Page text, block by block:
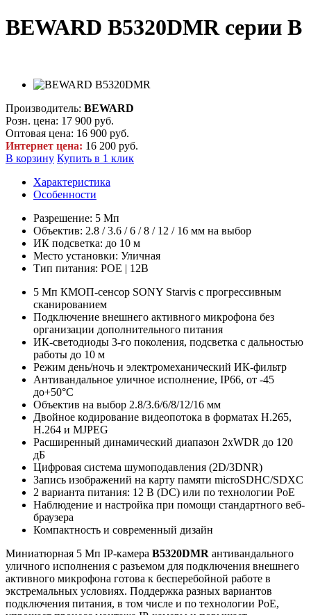
BEWARD B5320DMR серии B
Производитель: BEWARD
Розн. цена: 17 900 руб.
Оптовая цена: 16 900 руб.
Интернет цена: 16 200 руб.
В корзину Купить в 1 клик
Характеристика
Особенности
Разрешение: 5 Мп
Объектив: 2.8 / 3.6 / 6 / 8 / 12 / 16 мм на выбор
ИК подсветка: до 10 м
Место установки: Уличная
Тип питания: POE | 12В
5 Мп КМОП-сенсор SONY Starvis с прогрессивным
сканированием
Подключение внешнего активного микрофона без
организации дополнительного питания
ИК-светодиоды 3-го поколения, подсветка с дальностью
работы до 10 м
Режим день/ночь и электромеханический ИК-фильтр
Антивандальное уличное исполнение, IP66, от -45
до+50°C
Объектив на выбор 2.8/3.6/6/8/12/16 мм
Двойное кодирование видеопотока в форматах Н.265,
Н.264 и MJPEG
Расширенный динамический диапазон 2xWDR до 120
дБ
Цифровая система шумоподавления (2D/3DNR)
Запись изображений на карту памяти microSDHC/SDXC
2 варианта питания: 12 В (DC) или по технологии PoE
Наблюдение и настройка при помощи стандартного веб-
браузера
Компактность и современный дизайн
Миниатюрная 5 Мп IP-камера B5320DMR антивандального
уличного исполнения с разъемом для подключения внешнего
активного микрофона готова к бесперебойной работе в
экстремальных условиях. Поддержка разных вариантов
подключения питания, в том числе и по технологии PoE,